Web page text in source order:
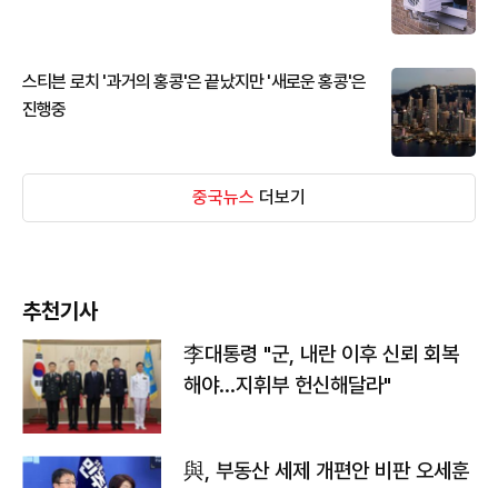
스티븐 로치 '과거의 홍콩'은 끝났지만 '새로운 홍콩'은
진행중
중국뉴스 더보기
추천기사
李대통령 "군, 내란 이후 신뢰 회복
해야…지휘부 헌신해달라"
與, 부동산 세제 개편안 비판 오세훈